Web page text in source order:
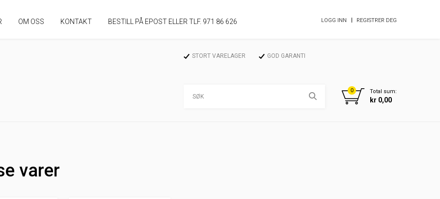
OM OSS KONTAKT BESTILL PÅ EPOST ELLER TLF. 971 86 626 LOGG INN REGISTRER DEG
STORT VARELAGER GOD GARANTI
0 Total sum:
kr 0,00
varer